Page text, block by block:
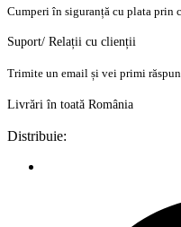
Cumperi în siguranță cu plata prin
Suport/ Relații cu clienții
Trimite un email și vei primi
Livrări în toată România
Distribuie: